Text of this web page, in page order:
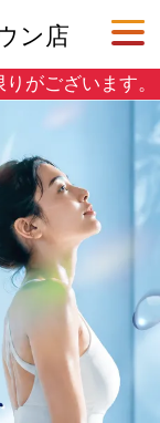
ン店
がございます。